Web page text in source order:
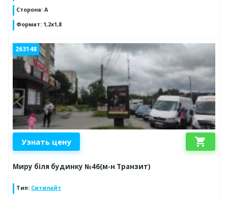
Сторона: А
Формат: 1,2х1,8
263148
Узнать цену shopping_cart
Миру біля будинку №46(м-н Транзит)
Тип: Ситилайт